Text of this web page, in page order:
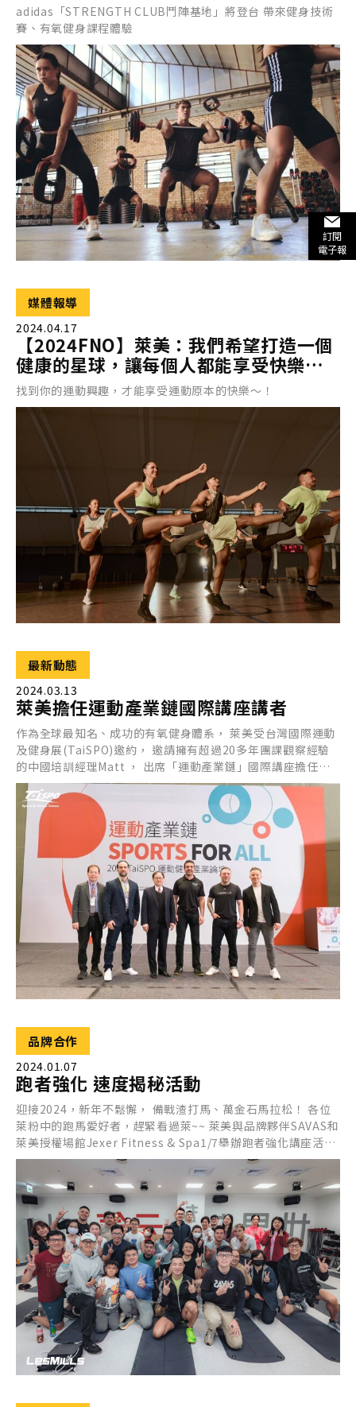
訂閱
電子報
adidas「STRENGTH CLUB鬥陣基地」將登台 帶來健身技術
賽、有氧健身課程體驗
媒體報導
2024.04.17
【2024FNO】萊美：我們希望打造一個
健康的星球，讓每個人都能享受快樂、
沒有門檻的運動
找到你的運動興趣，才能享受運動原本的快樂～！
最新動態
2024.03.13
萊美擔任運動產業鏈國際講座講者
作為全球最知名、成功的有氧健身體系， 萊美受台灣國際運動
及健身展(TaiSPO)邀約， 邀請擁有超過20多年團課觀察經驗
的中國培訓經理Matt ， 出席「運動產業鏈」國際講座擔任講
者， 主題為從體驗到會員的經營法。
品牌合作
2024.01.07
跑者強化 速度揭秘活動
迎接2024，新年不鬆懈， 備戰渣打馬、萬金石馬拉松！ 各位
萊粉中的跑馬愛好者，趕緊看過萊~~ 萊美與品牌夥伴SAVAS和
萊美授權場館Jexer Fitness & Spa1/7舉辦跑者強化講座活
動， 不僅邀請跑步科學專家 徐國峰 HSU KUO FENG 老師親臨
現場， 講述核心對於跑步的重要性； SAVAS品牌營養師則跟大
家說明耐力型賽事的補給原則。 更重要的是，還有萊美資深
Jeff講師， 帶領大家體驗一堂LES MILLS CORE課程。